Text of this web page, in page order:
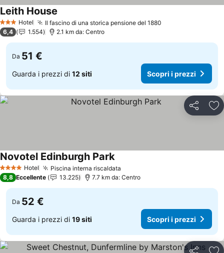
3 StelleHotel Il fascino di una storica pensione del 1880
Leith House
6,4 1.554 2.1 km da: Centro
Da 51 €
Guarda i prezzi di 12 siti Scopri i prezzi
Condividi
4 Stelle Hotel Piscina interna riscaldata
Novotel Edinburgh ParkScopri i prezzi
8,8 Eccellente 13.225 7.7 km da: Centro
Da 52 €
Guarda i prezzi di 19 siti Scopri i prezzi